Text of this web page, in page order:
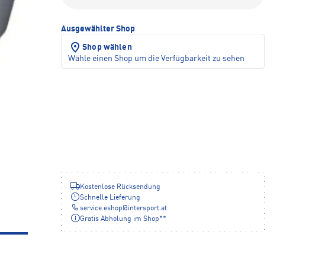
Ausgewählter Shop
Shop wählen
Wähle einen Shop um die Verfügbarkeit zu sehen
Kostenlose Rücksendung
Schnelle Lieferung
service.eshop@intersport.at
Gratis Abholung im Shop**